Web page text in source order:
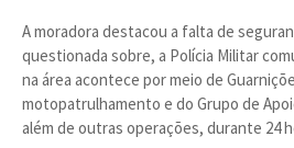
A moradora destacou a falta de
questionada sobre, a Polícia Militar
na área acontece por meio de
motopatrulhamento e do Grupo de
além de outras operações, durante 24